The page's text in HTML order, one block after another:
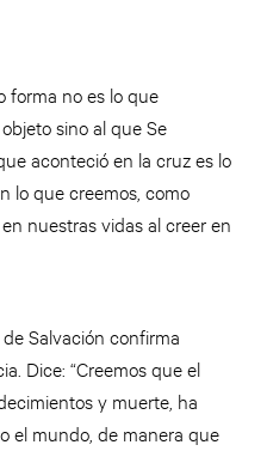
forma no es lo que
sino al que Se
aconteció en la cruz es lo
lo que creemos, como
nuestras vidas al creer en
Salvación confirma
Dice: “Creemos que el
y muerte, ha
el mundo, de manera que